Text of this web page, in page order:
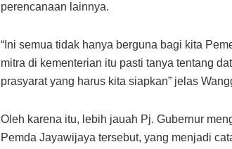
perencanaan lainnya.
“Ini semua tidak hanya berguna bagi kita
mitra di kementerian itu pasti tanya tentang
prasyarat yang harus kita siapkan” jelas
Oleh karena itu, lebih jauah Pj. Gubernur
Pemda Jayawijaya tersebut, yang menjadi